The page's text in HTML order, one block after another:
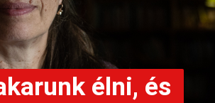
élni, és
élni, és